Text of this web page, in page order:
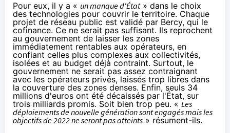
Pour eux, il y a « un manque d'État» dans le choix
des technologies pour couvrir le territoire. Chaque
projet de réseau public est validé par Bercy, qui le
cofinance. Ce ne serait pas suffisant. Ils reprochent
au gouvernement de laisser les zones
immédiatement rentables aux opérateurs, en
confiant celles plus complexes aux collectivités,
isolées et au budget déjà contraint. Surtout, le
gouvernement ne serait pas assez contraignant
avec les opérateurs privés, laissés trop libres dans
la couverture des zones denses. Enfin, seuls 34
millions d'euros ont été décaissés par l'État, sur
trois milliards promis. Soit bien trop peu. « Les
déploiements de nouvelle génération sont engagés mais les
objectifs de 2022 ne seront pas atteints » résument-ils.